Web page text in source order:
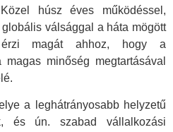
húsz éves működéssel,
válsággal a háta mögött
magát ahhoz, hogy a
minőség megtartásával
a leghátrányosabb helyzetű
és ún. szabad vállalkozási